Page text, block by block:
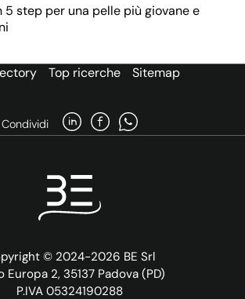
5 step per una pelle più giovane e
Top ricerche Sitemap
Condividi
© 2024-2026 BE Srl
Europa 2, 35137 Padova (PD)
P.IVA 05324190288